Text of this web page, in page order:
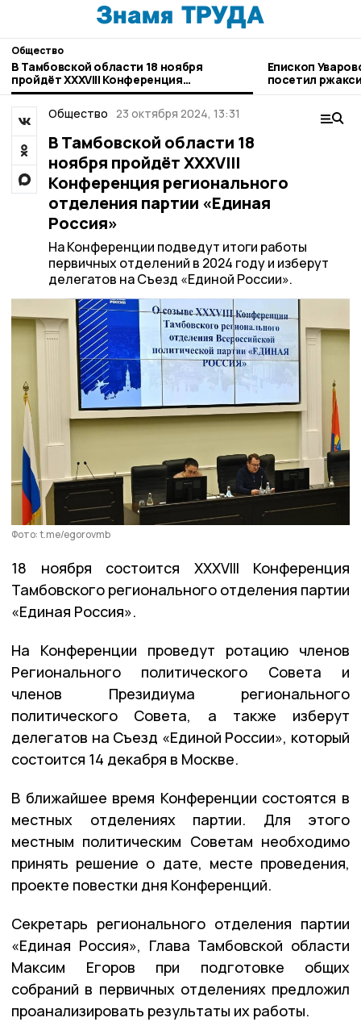
Общество
В Тамбовской области 18 ноября
пройдёт XXXVIII Конференция
регионального отделения партии
«Единая Россия»
Епископ
посетил
Общество 23 октября 2024, 13:31
В Тамбовской области 18
ноября пройдёт XXXVIII
Конференция регионального
отделения партии «Единая
Россия»
На Конференции подведут итоги работы
первичных отделений в 2024 году и изберут
делегатов на Съезд «Единой России».
Фото: t.me/egorovmb
18 ноября состоится XXXVIII Конференция
Тамбовского регионального отделения партии
«Единая Россия».
На Конференции проведут ротацию членов
Регионального политического Совета и
членов Президиума регионального
политического Совета, а также изберут
делегатов на Съезд «Единой России», который
состоится 14 декабря в Москве.
В ближайшее время Конференции состоятся в
местных отделениях партии. Для этого
местным политическим Советам необходимо
принять решение о дате, месте проведения,
проекте повестки дня Конференций.
Секретарь регионального отделения партии
«Единая Россия», Глава Тамбовской области
Максим Егоров при подготовке общих
собраний в первичных отделениях предложил
проанализировать результаты их работы.